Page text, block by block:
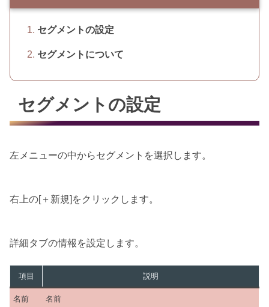
セグメントの設定
セグメントについて
セグメントの設定
左メニューの中からセグメントを選択します。
右上の[＋新規]をクリックします。
詳細タブの情報を設定します。
項目 説明
名前 名前